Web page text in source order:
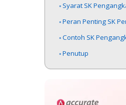
Syarat SK
Peran Penting SK
Contoh SK
Penutup